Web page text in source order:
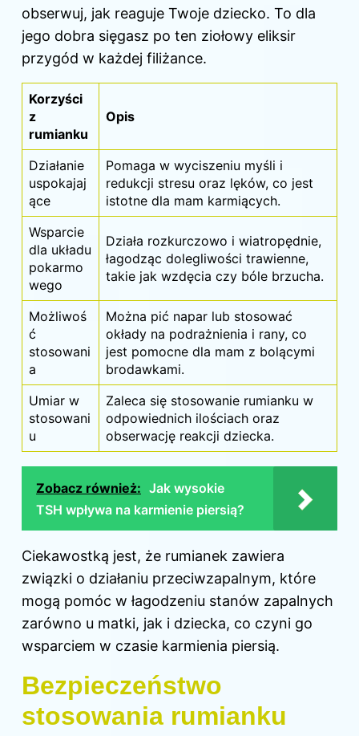
obserwuj, jak reaguje Twoje dziecko. To dla
jego dobra sięgasz po ten ziołowy eliksir
przygód w każdej filiżance.
Korzyści
z
rumianku
Opis
Działanie
uspokajaj
ące
Pomaga w wyciszeniu myśli i
redukcji stresu oraz lęków, co jest
istotne dla mam karmiących.
Wsparcie
dla układu
pokarmo
wego
Działa rozkurczowo i wiatropędnie,
łagodząc dolegliwości trawienne,
takie jak wzdęcia czy bóle brzucha.
Możliwoś
ć
stosowani
a
Można pić napar lub stosować
okłady na podrażnienia i rany, co
jest pomocne dla mam z bolącymi
brodawkami.
Umiar w
stosowani
u
Zaleca się stosowanie rumianku w
odpowiednich ilościach oraz
obserwację reakcji dziecka.
Zobacz również: Jak wysokie
TSH wpływa na karmienie piersią?
Ciekawostką jest, że rumianek zawiera
związki o działaniu przeciwzapalnym, które
mogą pomóc w łagodzeniu stanów zapalnych
zarówno u matki, jak i dziecka, co czyni go
wsparciem w czasie karmienia piersią.
Bezpieczeństwo
stosowania rumianku